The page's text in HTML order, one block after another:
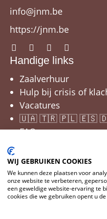
info@jnm.be
https://jnm.be
Handige links
Zaalverhuur
Hulp bij crisis of
Vacatures
🇺🇦 🇹🇷 🇵🇱 🇪🇸
FAQ
WIJ GEBRUIKEN COOKIES
We kunnen deze plaatsen voor
onze website te verbeteren,
een geweldige website-ervaring te
cookies die we gebruiken opent u